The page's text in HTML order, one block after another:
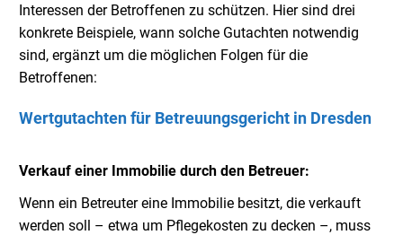
Interessen der Betroffenen zu schützen. Hier sind drei
konkrete Beispiele, wann solche Gutachten notwendig
sind, ergänzt um die möglichen Folgen für die
Betroffenen:
Wertgutachten für Betreuungsgericht in Dresden
Verkauf einer Immobilie durch den Betreuer:
Wenn ein Betreuter eine Immobilie besitzt, die verkauft
werden soll – etwa um Pflegekosten zu decken –, muss